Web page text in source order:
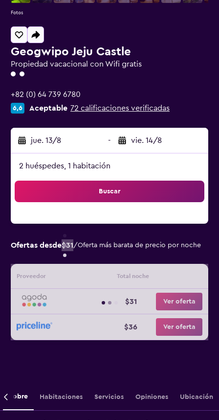
Geogwipo Jeju Castle
Propiedad vacacional con Wifi gratis
Categoría 2
+82 (0) 64 739 6780
6,6 Aceptable 72 calificaciones verificadas
jue. 13/8 - vie. 14/8
2 huéspedes, 1 habitación
Buscar
Ofertas desde$31/Oferta más barata de precio por noche
Proveedor Total noche
$31 Ver oferta
$36 Ver oferta
Fotos
Sobre Habitaciones Servicios Opiniones Ubicación